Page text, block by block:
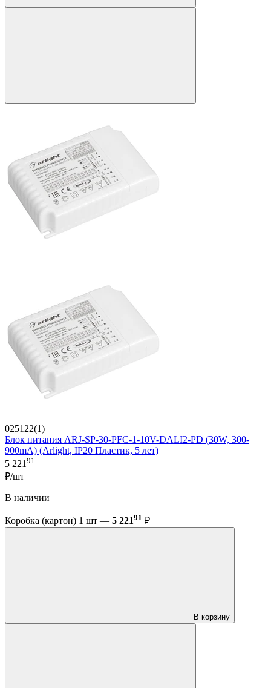
025122(1)
Блок питания ARJ-SP-30-PFC-1-10V-DALI2-PD (30W, 300-
900mA) (Arlight, IP20 Пластик, 5 лет)
5 221 91
₽/шт
В наличии
Коробка (картон) 1 шт — 5 22191 ₽
В корзину